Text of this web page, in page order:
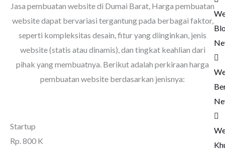
Jasa pembuatan website di Dumai Barat , Harga pembuatan
website dapat bervariasi tergantung pada berbagai faktor,
seperti kompleksitas desain, fitur yang diinginkan, jenis
website (statis atau dinamis), dan tingkat keahlian dari
pihak yang membuatnya. Berikut adalah perkiraan harga
pembuatan website berdasarkan jenisnya:
Startup
Rp.800 K